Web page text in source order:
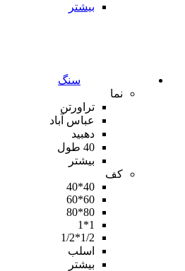
بیشتر
سنگ
نما
تراورتن
عباس آباد
دهبید
40 طول
بیشتر
کف
40*40
60*60
80*80
1*1
1/2*1/2
اسلب
بیشتر